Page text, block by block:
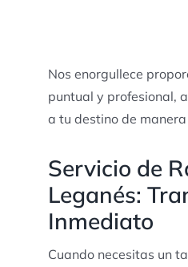
Nos enorgullece
puntual y profesional,
a tu destino de
Servicio de
Leganés:
Inmediato
Cuando necesitas un